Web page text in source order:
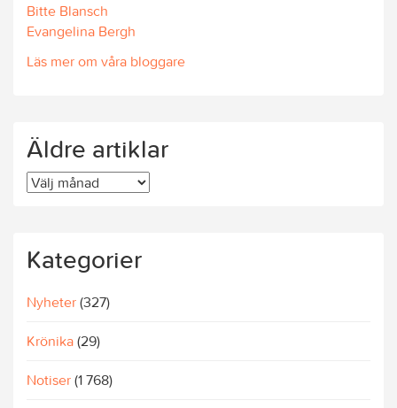
Bitte Blansch
Evangelina Bergh
Läs mer om våra bloggare
Äldre artiklar
Äldre
Kategorier
Nyheter (327)
Krönika (29)
Notiser (1 768)